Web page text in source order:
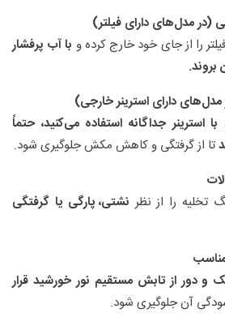
(در مدل‌های دارای فیلتر)
را از جای خود خارج کرده و با آب پرفشار
بروند.
دارای استرینر خارجی)
استرینر جداگانه استفاده می‌کنید، حتماً
تا از گرفتگی و کاهش مکش جلوگیری شود.
را از نظر نشتی، پارگی یا گرفتگی
دور از تابش مستقیم نور خورشید قرار
آن جلوگیری شود.